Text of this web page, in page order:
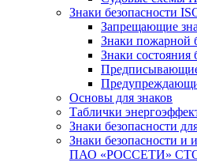
Знаки безопасности
Запрещающие
Знаки пожарной
Знаки состояния
Основы для знаков
Таблички
Знаки безопасности
Знаки безопасности
ПАО «РОССЕТИ» СТО